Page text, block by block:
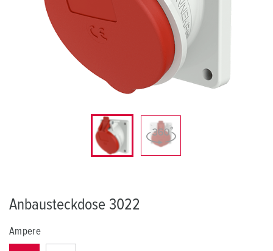
Anbausteckdose 3022
Ampere